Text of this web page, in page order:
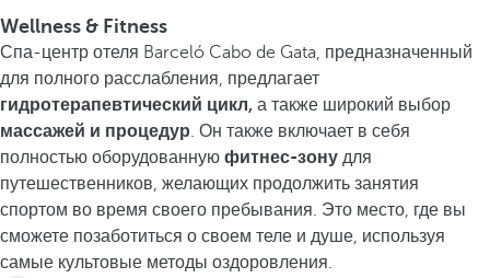
Wellness & Fitness
Спа-центр отеля Barceló Cabo de Gata, предназначенный
для полного расслабления, предлагает
гидротерапевтический цикл, а также широкий выбор
массажей и процедур. Он также включает в себя
полностью оборудованную фитнес-зону для
путешественников, желающих продолжить занятия
спортом во время своего пребывания. Это место, где вы
сможете позаботиться о своем теле и душе, используя
самые культовые методы оздоровления.